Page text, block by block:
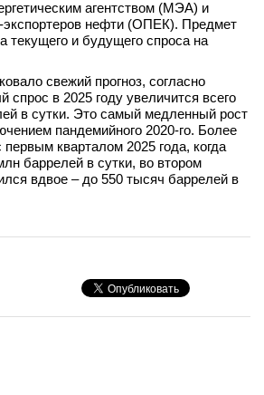
агентством (МЭА) и
экспортеров нефти (ОПЕК). Предмет
текущего и будущего спроса на
свежий прогноз, согласно
спрос в 2025 году увеличится всего
в сутки. Это самый медленный рост
пандемийного 2020-го. Более
первым кварталом 2025 года, когда
баррелей в сутки, во втором
вдвое – до 550 тысяч баррелей в